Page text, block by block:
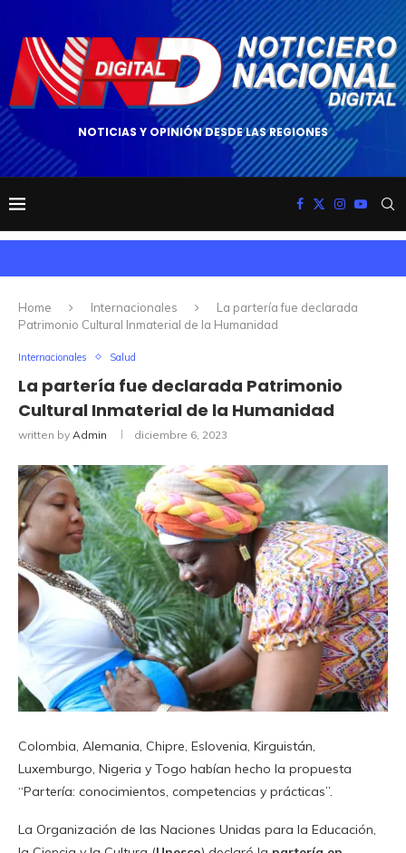
NOTICIAS Y OPINIÓN DESDE LAS REGIONES
Home Internacionales
La partería fue declarada
Patrimonio Cultural Inmaterial de la Humanidad
Internacionales Salud
La partería fue declarada Patrimonio
Cultural Inmaterial de la Humanidad
written by Admin diciembre 6, 2023
Colombia, Alemania, Chipre, Eslovenia, Kirguistán,
Luxemburgo, Nigeria y Togo habían hecho la propuesta
“Partería: conocimientos, competencias y prácticas”.
La Organización de las Naciones Unidas para la Educación,